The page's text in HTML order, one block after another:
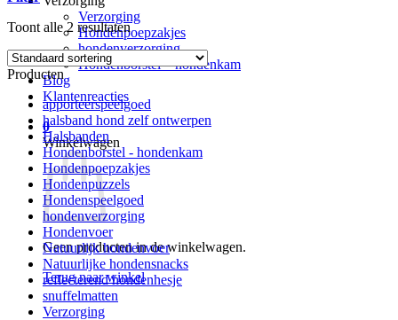
Verzorging
Hondenpoepzakjes
hondenverzorging
Hondenborstel – hondenkam
Blog
Klantenreacties
0
Winkelwagen
Geen producten in de winkelwagen.
Terug naar winkel
Toont alle 2 resultaten
Producten
apporteerspeelgoed
halsband hond zelf ontwerpen
Halsbanden
Hondenborstel - hondenkam
Hondenpoepzakjes
Hondenpuzzels
Hondenspeelgoed
hondenverzorging
Hondenvoer
Natuurlijk hondenvoer
Natuurlijke hondensnacks
reflecterend hondenhesje
snuffelmatten
Verzorging